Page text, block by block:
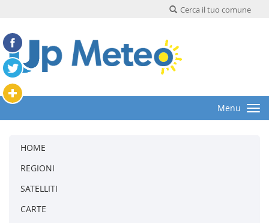
Cerca il tuo comune
Menu
HOME
REGIONI
SATELLITI
CARTE